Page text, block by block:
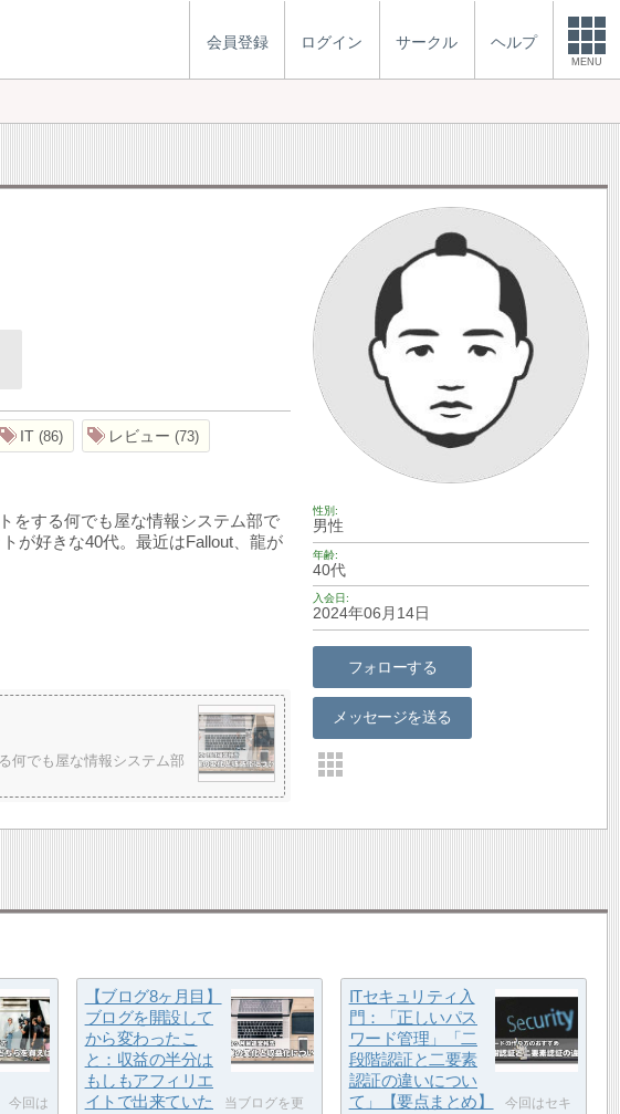
会員登録 ログイン サークル ヘルプ
MENU
性別
男性
年齢
40代
入会日
2024年06月14日
フォローする
メッセージを送る
IT 86 レビュー 73
をする何でも屋な情報システム部で
が好きな40代。最近はFallout、龍が
何でも屋な情報システム部
今回は
【ブログ8ヶ月目】
ブログを開設して
から変わったこ
と：収益の半分は
もしもアフィリエ
イトで出来ていた
当ブログを更
ITセキュリティ入
門：「正しいパス
ワード管理」「二
段階認証と二要素
認証の違いについ
て」【要点まとめ】
今回はセキ